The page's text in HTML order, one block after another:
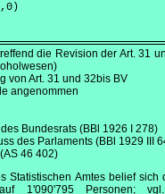
)
die Revision der Art. 31
von Art. 31 und 32bis BV
angenommen
Bundesrats (BBl 1926 I 278)
des Parlaments (BBl 1929 III
46 402)
Statistischen Amtes belief sich
1'090'795 Personen;